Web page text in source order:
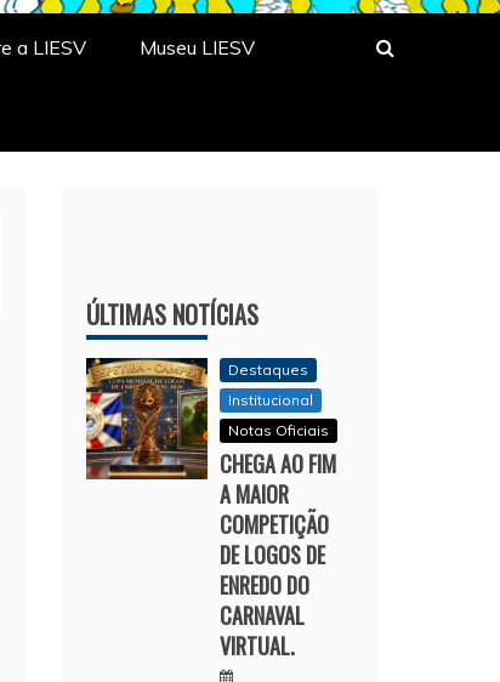
a LIESV Museu LIESV
ÚLTIMAS NOTÍCIAS
Destaques
Institucional
Notas Oficiais
CHEGA AO FIM
A MAIOR
COMPETIÇÃO
DE LOGOS DE
ENREDO DO
CARNAVAL
VIRTUAL.